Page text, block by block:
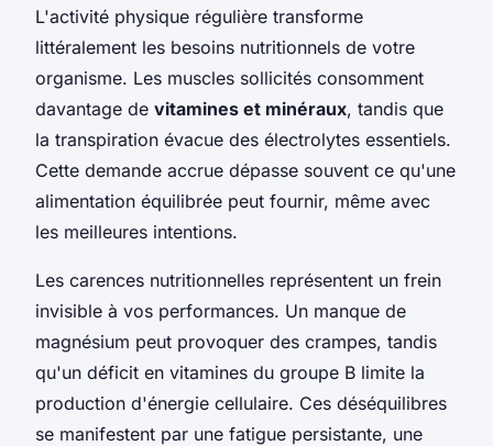
L'activité physique régulière transforme
littéralement les besoins nutritionnels de votre
organisme. Les muscles sollicités consomment
davantage de vitamines et minéraux, tandis que
la transpiration évacue des électrolytes essentiels.
Cette demande accrue dépasse souvent ce qu'une
alimentation équilibrée peut fournir, même avec
les meilleures intentions.
Les carences nutritionnelles représentent un frein
invisible à vos performances. Un manque de
magnésium peut provoquer des crampes, tandis
qu'un déficit en vitamines du groupe B limite la
production d'énergie cellulaire. Ces déséquilibres
se manifestent par une fatigue persistante, une